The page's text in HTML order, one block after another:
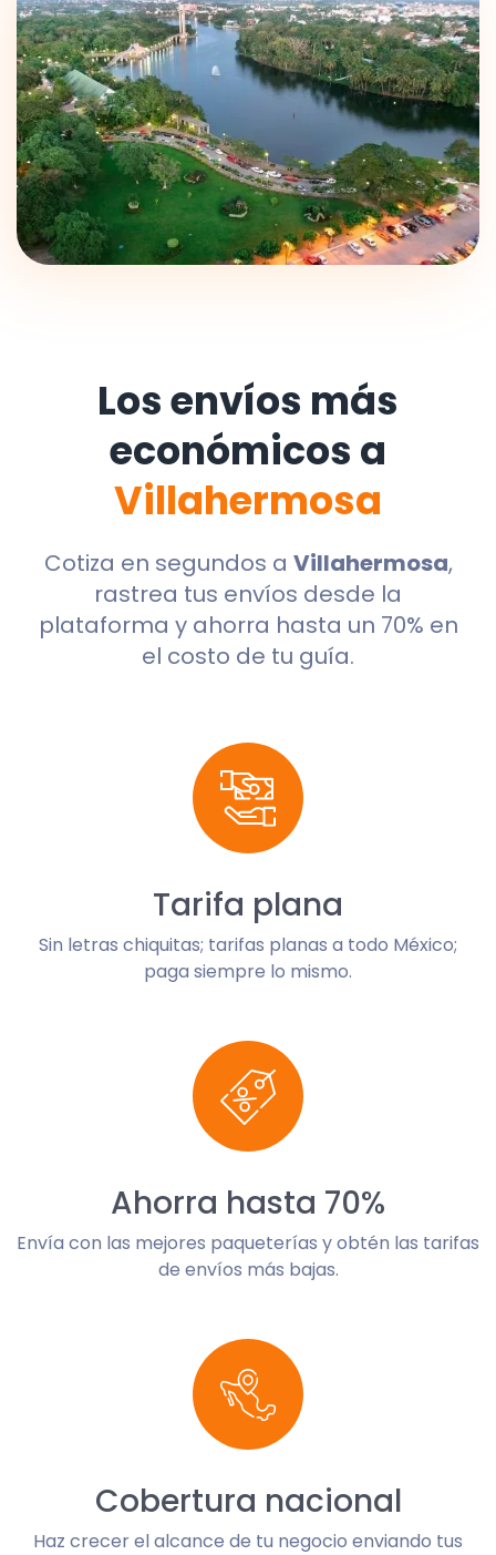
Los envíos más
económicos a
Villahermosa
Cotiza en segundos a Villahermosa,
rastrea tus envíos desde la
plataforma y ahorra hasta un 70% en
el costo de tu guía.
Tarifa plana
Sin letras chiquitas; tarifas planas a todo México;
paga siempre lo mismo.
Ahorra hasta 70%
Envía con las mejores paqueterías y obtén las tarifas
de envíos más bajas.
Cobertura nacional
Haz crecer el alcance de tu negocio enviando tus